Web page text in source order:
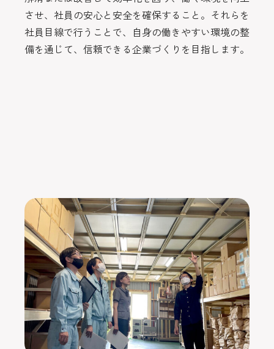
させ、社員の安心と安全を確保すること。それらを
社員目線で行うことで、自身の働きやすい環境の整
備を通じて、信頼できる企業づくりを目指します。